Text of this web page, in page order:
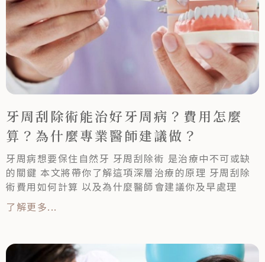
牙周刮除術能治好牙周病？費用怎麼
算？為什麼專業醫師建議做？
牙周病想要保住自然牙 牙周刮除術 是治療中不可或缺
的關鍵 本文將帶你了解這項深層治療的原理 牙周刮除
術費用如何計算 以及為什麼醫師會建議你及早處理
了解更多...